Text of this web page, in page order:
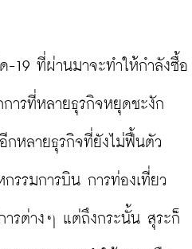
-19 ที่ผ่านมาจะทำให้กำลังซื้อ
ารที่หลายธุรกิจหยุดชะงัก
กหลายธุรกิจที่ยังไม่ฟื้นตัว
รรมการบิน การท่องเที่ยว
ารต่างๆ แต่ถึงกระนั้น สุระก็